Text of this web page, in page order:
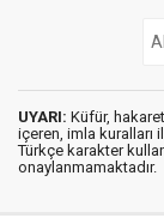
UYARI: Küfür,
içeren, imla kuralları
Türkçe karakter
onaylanmamaktadır.